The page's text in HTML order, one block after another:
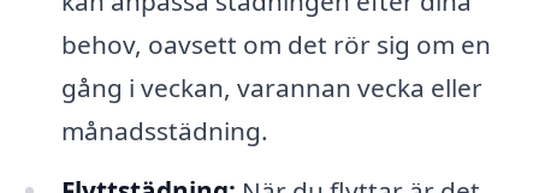
behov, oavsett om det rör sig om en
gång i veckan, varannan vecka eller
månadsstädning.